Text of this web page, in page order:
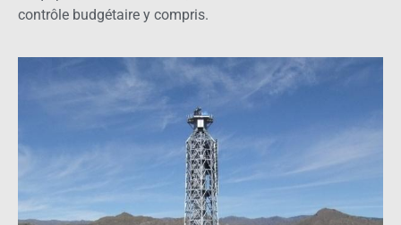
contrôle budgétaire y compris.